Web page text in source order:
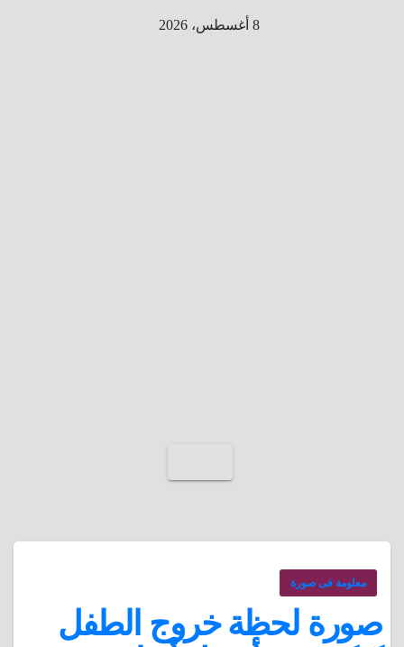
8 أغسطس، 2026
معلومة فى صورة
صورة لحظة خروج الطفل